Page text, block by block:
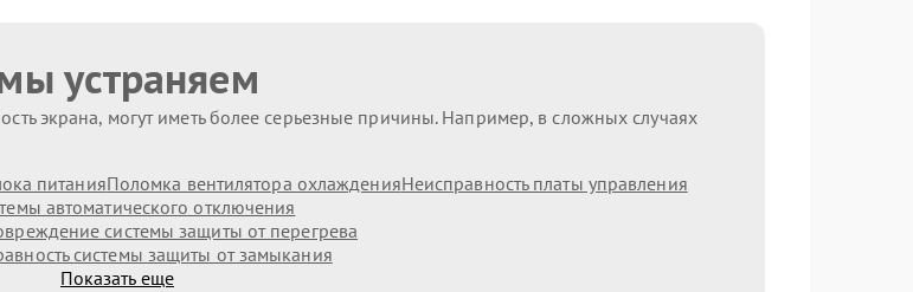
устраняем
экрана, могут иметь более серьезные причины. Например, в сложных случаях
питанияПоломка вентилятора охлажденияНеисправность платы управления
автоматического отключения
системы защиты от перегрева
системы защиты от замыкания
Показать еще